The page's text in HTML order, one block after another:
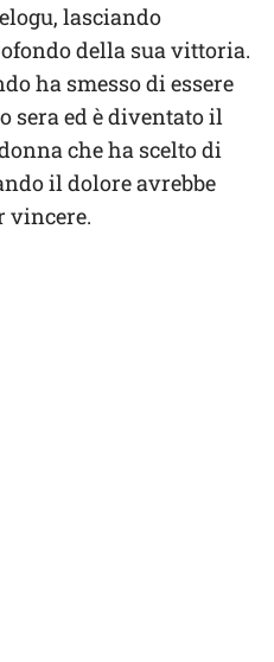
lasciando
della sua vittoria.
ha smesso di essere
sera ed è diventato il
che ha scelto di
il dolore avrebbe
vincere.